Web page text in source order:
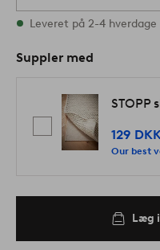
Alle størrelser er på lager
Leveret på 2-4 hverdage
Suppler med
129
Our best
Læg